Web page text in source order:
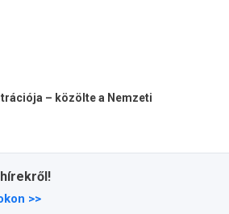
– közölte a Nemzeti
>>